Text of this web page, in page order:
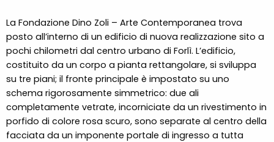
La Fondazione Dino Zoli – Arte Contemporanea trova
posto all’interno di un edificio di nuova realizzazione sito a
pochi chilometri dal centro urbano di Forlì. L’edificio,
costituito da un corpo a pianta rettangolare, si sviluppa
su tre piani; il fronte principale è impostato su uno
schema rigorosamente simmetrico: due ali
completamente vetrate, incorniciate da un rivestimento in
porfido di colore rosa scuro, sono separate al centro della
facciata da un imponente portale di ingresso a tutta